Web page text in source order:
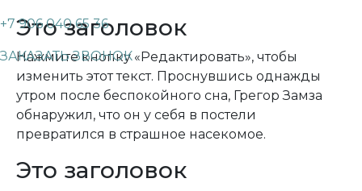
+7 906 040 65 36
ЗАКАЗАТЬ ЗВОНОК
Это заголовок
Нажмите кнопку «Редактировать», чтобы
изменить этот текст. Проснувшись однажды
утром после беспокойного сна, Грегор Замза
обнаружил, что он у себя в постели
превратился в страшное насекомое.
Это заголовок